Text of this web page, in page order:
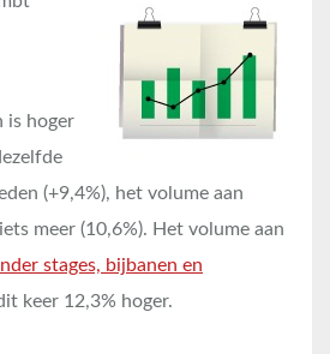
is hoger
(+9,4%), het volume aan
meer (10,6%). Het volume aan
stages, bijbanen en
keer 12,3% hoger.